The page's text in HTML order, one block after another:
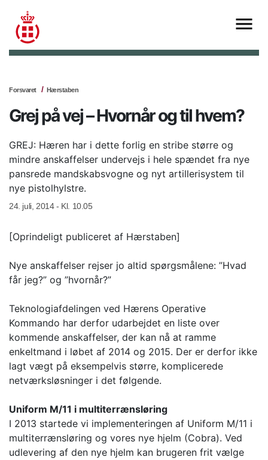
Forsvaret Hærstaben
Grej på vej – Hvornår og til hvem?
GREJ: Hæren har i dette forlig en stribe større og
mindre anskaffelser undervejs i hele spændet fra nye
pansrede mandskabsvogne og nyt artillerisystem til
nye pistolhylstre.
24. juli, 2014 - Kl. 10.05
[Oprindeligt publiceret af Hærstaben]
Nye anskaffelser rejser jo altid spørgsmålene: ”Hvad
får jeg?” og ”hvornår?”
Teknologiafdelingen ved Hærens Operative
Kommando har derfor udarbejdet en liste over
kommende anskaffelser, der kan nå at ramme
enkeltmand i løbet af 2014 og 2015. Der er derfor ikke
lagt vægt på eksempelvis større, komplicerede
netværksløsninger i det følgende.
Uniform M/11 i multiterrænsløring
I 2013 startede vi implementeringen af Uniform M/11 i
multiterrænsløring og vores nye hjelm (Cobra). Ved
udlevering af den nye hjelm kan brugeren frit vælge